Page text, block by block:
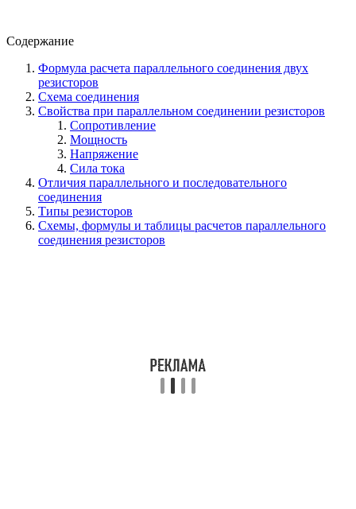
Содержание
Формула расчета параллельного соединения двух
резисторов
Схема соединения
Свойства при параллельном соединении резисторов
Сопротивление
Мощность
Напряжение
Сила тока
Отличия параллельного и последовательного
соединения
Типы резисторов
Схемы, формулы и таблицы расчетов параллельного
соединения резисторов